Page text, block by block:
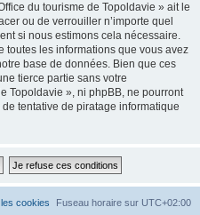
du tourisme de Topoldavie » ait le
ou de verrouiller n’importe quel
si nous estimons cela nécessaire.
toutes les informations que vous avez
base de données. Bien que ces
tierce partie sans votre
Topoldavie », ni phpBB, ne pourront
tentative de piratage informatique
Fuseau horaire sur UTC+02:00
cookies